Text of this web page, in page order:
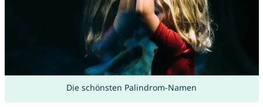
Die schönsten Palindrom-Namen